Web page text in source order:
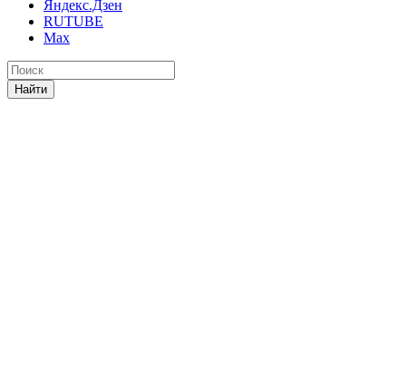
Яндекс.Дзен
RUTUBE
Max
Найти